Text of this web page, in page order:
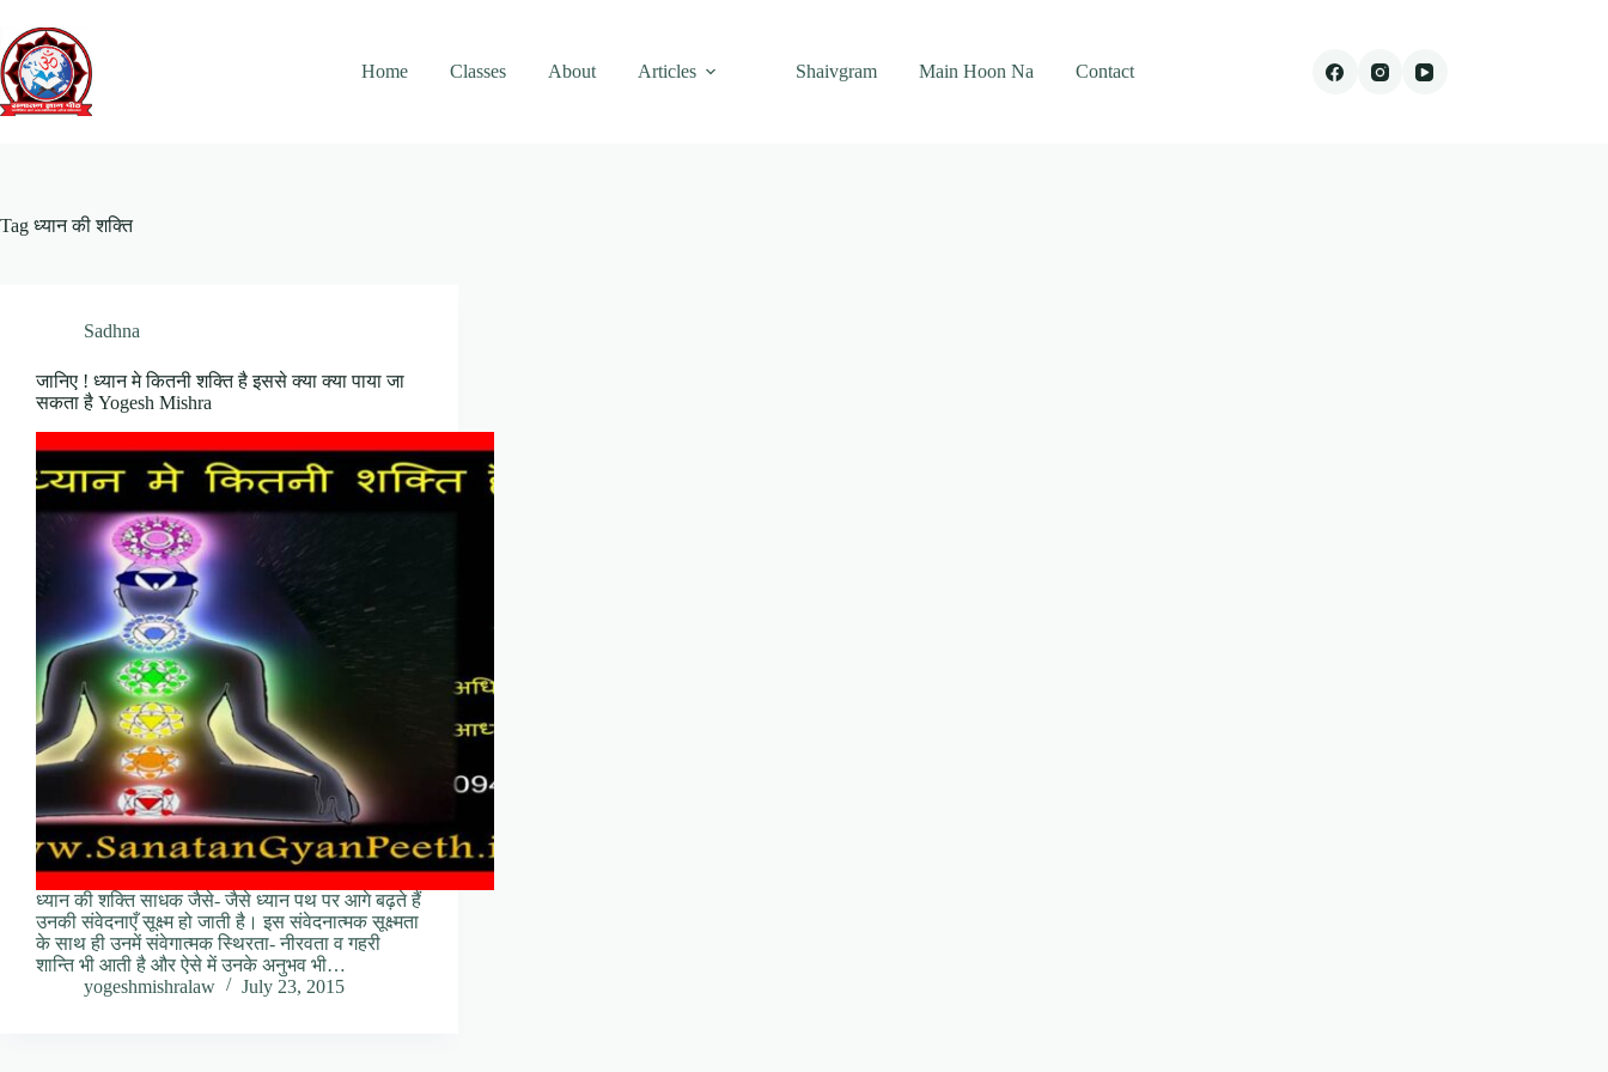
content
Home
Classes About Articles Shaivgram Main Hoon Na Contact
Tag ध्यान की शक्ति
Sadhna
जानिए ! ध्यान मे कितनी शक्ति है इससे क्या क्या पाया जा
सकता है Yogesh Mishra
ध्यान की शक्ति साधक जैसे- जैसे ध्यान पथ पर आगे बढ़ते हैं
उनकी संवेदनाएँ सूक्ष्म हो जाती है। इस संवेदनात्मक सूक्ष्मता
के साथ ही उनमें संवेगात्मक स्थिरता- नीरवता व गहरी
शान्ति भी आती है और ऐसे में उनके अनुभव भी…
yogeshmishralaw
July 23, 2015